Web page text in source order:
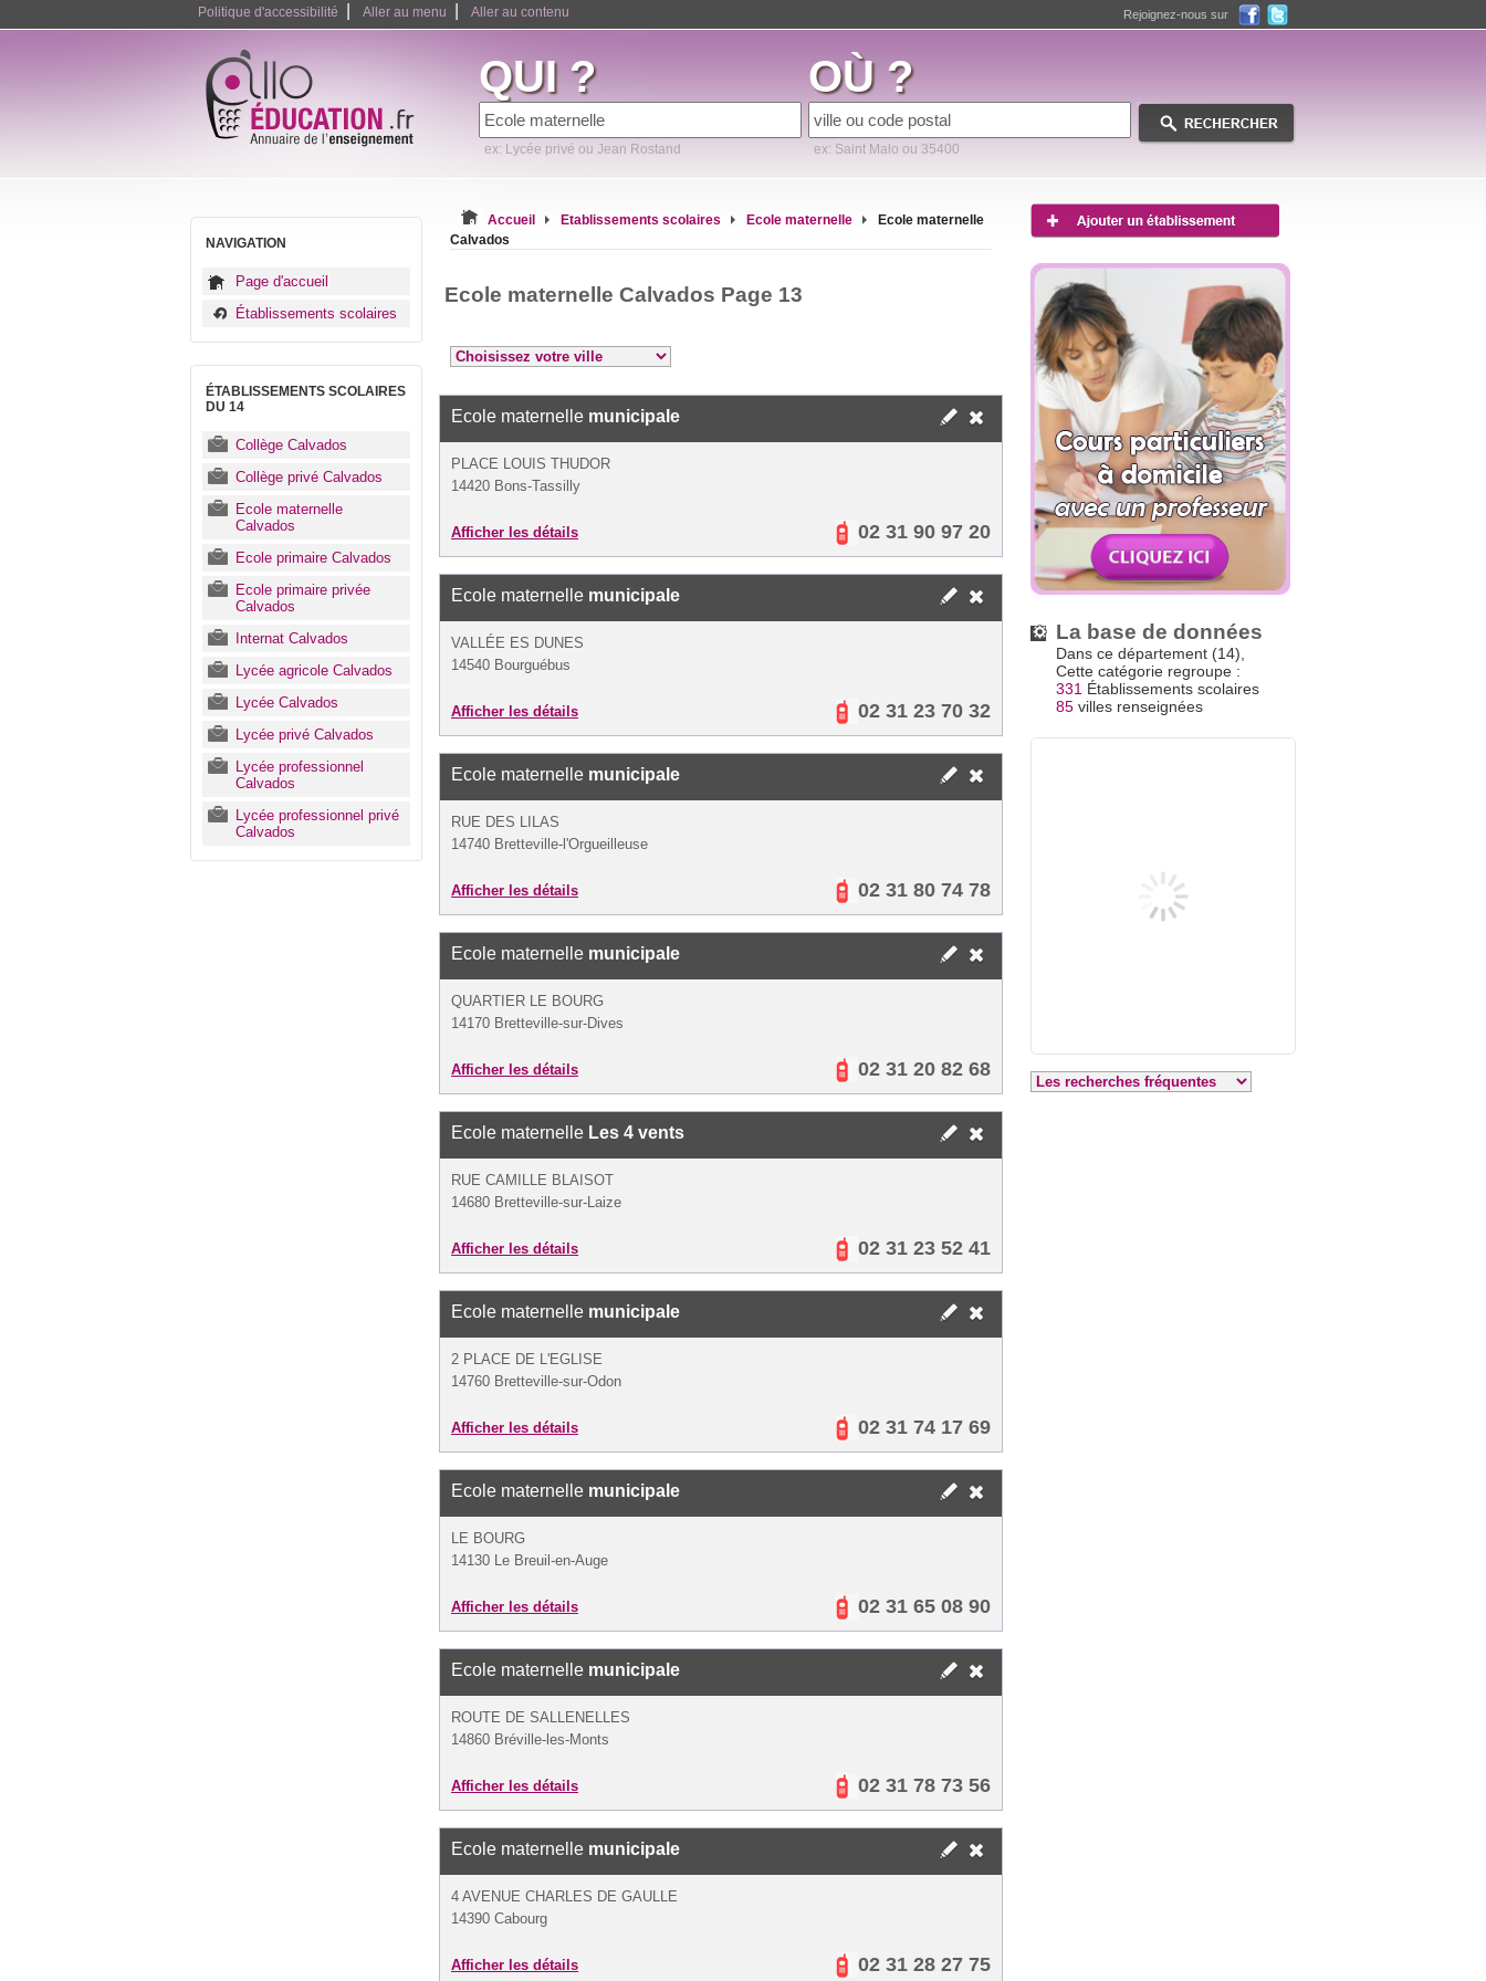
Politique d'accessibilité Aller au menu Aller au contenu Rejoignez-nous sur
QUI ?
ex: Lycée privé ou Jean Rostand
OÙ ?
ex: Saint Malo ou 35400
NAVIGATION
Page d'accueil
Établissements scolaires
ÉTABLISSEMENTS SCOLAIRES
DU 14
Collège Calvados
Collège privé Calvados
Ecole maternelle
Calvados
Ecole primaire Calvados
Ecole primaire privée
Calvados
Internat Calvados
Lycée agricole Calvados
Lycée Calvados
Lycée privé Calvados
Lycée professionnel
Calvados
Lycée professionnel privé
Calvados
Accueil Etablissements scolaires Ecole maternelle
Ecole maternelle
Calvados
Ecole maternelle Calvados Page 13
Ecole maternelle municipale
PLACE LOUIS THUDOR
14420 Bons-Tassilly
Afficher les détails 02 31 90 97 20
Ecole maternelle municipale
VALLÉE ES DUNES
14540 Bourguébus
Afficher les détails 02 31 23 70 32
Ecole maternelle municipale
RUE DES LILAS
14740 Bretteville-l'Orgueilleuse
Afficher les détails 02 31 80 74 78
Ecole maternelle municipale
QUARTIER LE BOURG
14170 Bretteville-sur-Dives
Afficher les détails 02 31 20 82 68
Ecole maternelle Les 4 vents
RUE CAMILLE BLAISOT
14680 Bretteville-sur-Laize
Afficher les détails 02 31 23 52 41
Ecole maternelle municipale
2 PLACE DE L'EGLISE
14760 Bretteville-sur-Odon
Afficher les détails 02 31 74 17 69
Ecole maternelle municipale
LE BOURG
14130 Le Breuil-en-Auge
Afficher les détails 02 31 65 08 90
Ecole maternelle municipale
ROUTE DE SALLENELLES
14860 Bréville-les-Monts
Afficher les détails 02 31 78 73 56
Ecole maternelle municipale
4 AVENUE CHARLES DE GAULLE
14390 Cabourg
Afficher les détails 02 31 28 27 75
La base de données
Dans ce département (14),
Cette catégorie regroupe :
331 Établissements scolaires
85 villes renseignées